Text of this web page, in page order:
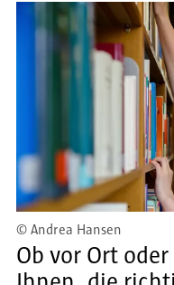
© Andrea Hansen
Ob vor Ort